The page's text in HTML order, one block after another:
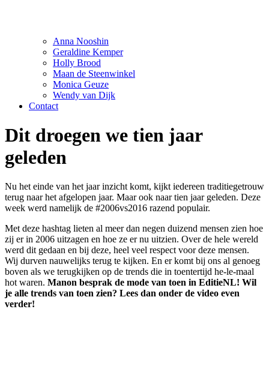
Anna Nooshin
Geraldine Kemper
Holly Brood
Maan de Steenwinkel
Monica Geuze
Wendy van Dijk
Contact
Dit droegen we tien jaar
geleden
Nu het einde van het jaar inzicht komt, kijkt iedereen traditiegetrouw
terug naar het afgelopen jaar. Maar ook naar tien jaar geleden. Deze
week werd namelijk de #2006vs2016 razend populair.
Met deze hashtag lieten al meer dan negen duizend mensen zien hoe
zij er in 2006 uitzagen en hoe ze er nu uitzien. Over de hele wereld
werd dit gedaan en bij deze, heel veel respect voor deze mensen.
Wij durven nauwelijks terug te kijken. En er komt bij ons al genoeg
boven als we terugkijken op de trends die in toentertijd he-le-maal
hot waren. Manon besprak de mode van toen in EditieNL! Wil
je alle trends van toen zien? Lees dan onder de video even
verder!